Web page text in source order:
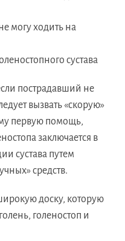
сустава
пострадавший не
вызвать «скорую»
первую помощь,
заключается в
сустава путем
средств.
доску, которую
голеностоп и